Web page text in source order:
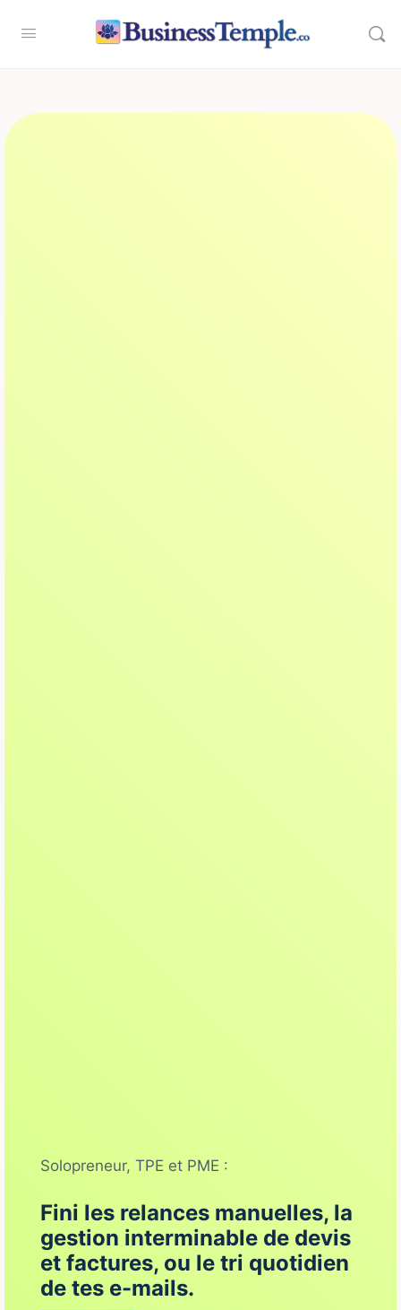
Solopreneur, TPE et PME :
Fini les relances manuelles, la
gestion interminable de devis
et factures, ou le tri quotidien
de tes e-mails.